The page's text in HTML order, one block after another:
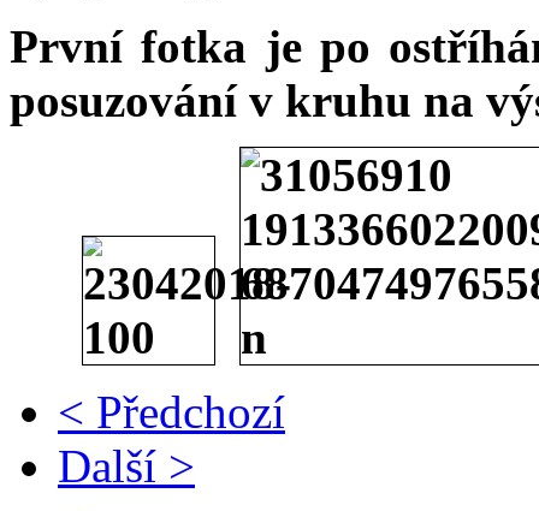
První fotka je po
posuzování v kruhu na
< Předchozí
Další >